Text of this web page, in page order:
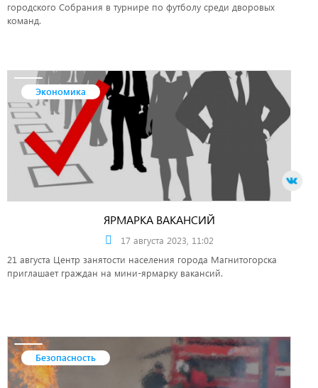
городского Собрания в турнире по футболу среди дворовых
команд.
Экономика
ЯРМАРКА ВАКАНСИЙ
17 августа 2023, 11:02
21 августа Центр занятости населения города Магнитогорска
приглашает граждан на мини-ярмарку вакансий.
Безопасность